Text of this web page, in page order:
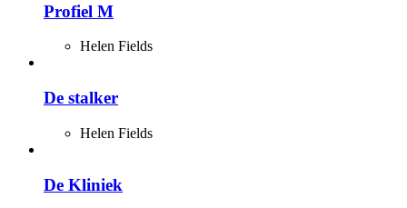
Profiel M
Helen Fields
De stalker
Helen Fields
De Kliniek